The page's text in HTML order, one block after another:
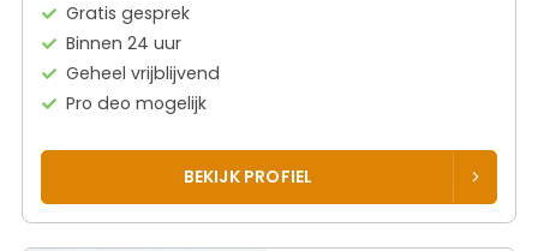
Gratis gesprek
Binnen 24 uur
Geheel vrijblijvend
Pro deo mogelijk
BEKIJK PROFIEL